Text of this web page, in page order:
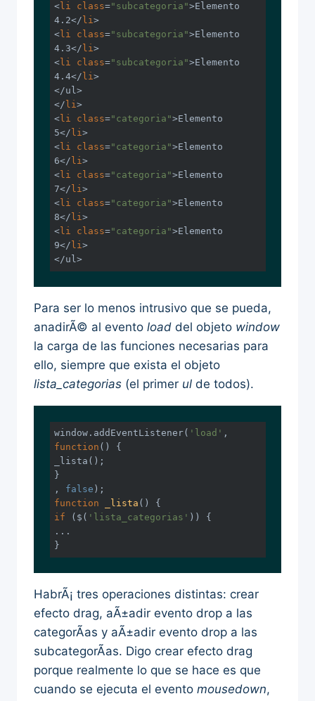
<li class="subcategoria">Elemento
4.2</ li>
<li class="subcategoria">Elemento
4.3</ li>
<li class="subcategoria">Elemento
4.4</ li>
</ul>
</ li>
<li class="categoria">Elemento
5</ li>
<li class="categoria">Elemento
6</ li>
<li class="categoria">Elemento
7</ li>
<li class="categoria">Elemento
8</ li>
<li class="categoria">Elemento
9</ li>
</ul>
Para ser lo menos intrusivo que se pueda,
anadirÃ© al evento load del objeto window
la carga de las funciones necesarias para
ello, siempre que exista el objeto
lista_categorias (el primer ul de todos).
window.addEventListener( 'load'
function ( ) {
_lista();
}
, false
function
_lista ( )
if ($( 'lista_categorias' )) {
...
}
HabrÃ¡ tres operaciones distintas: crear
efecto drag, aÃ±adir evento drop a las
categorÃ­as y aÃ±adir evento drop a las
subcategorÃ­as. Digo crear efecto drag
porque realmente lo que se hace es que
cuando se ejecuta el evento mousedown,